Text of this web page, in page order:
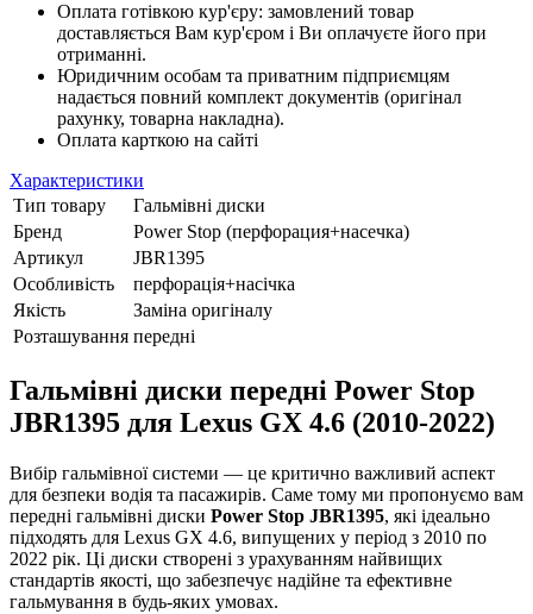
Оплата готівкою кур'єру: замовлений товар
доставляється Вам кур'єром і Ви оплачуєте його при
отриманні.
Юридичним особам та приватним підприємцям
надається повний комплект документів (оригінал
рахунку, товарна накладна).
Оплата карткою на сайті
Характеристики
Тип товару
Гальмівні диски
Бренд
Power Stop (перфорация+насечка)
Артикул
JBR1395
Особливість
перфорація+насічка
Якість
Заміна оригіналу
Розташування передні
Гальмівні диски передні Power Stop
JBR1395 для Lexus GX 4.6 (2010-2022)
Вибір гальмівної системи — це критично важливий аспект
для безпеки водія та пасажирів. Саме тому ми пропонуємо вам
передні гальмівні диски Power Stop JBR1395, які ідеально
підходять для Lexus GX 4.6, випущених у період з 2010 по
2022 рік. Ці диски створені з урахуванням найвищих
стандартів якості, що забезпечує надійне та ефективне
гальмування в будь-яких умовах.